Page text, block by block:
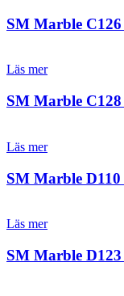
SM Marble
Läs mer
SM Marble C128
Läs mer
SM Marble
Läs mer
SM Marble D123